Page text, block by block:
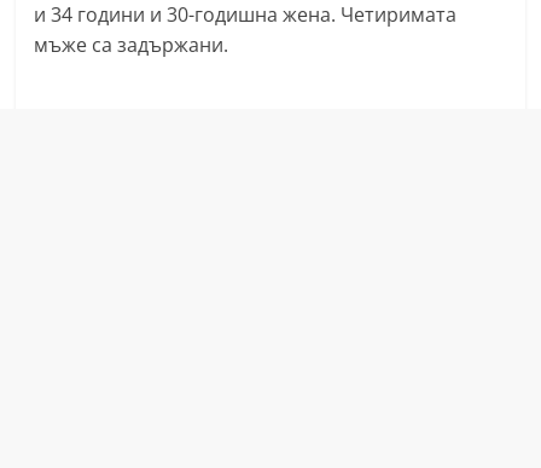
и 34 години и 30-годишна жена. Четиримата
мъже са задържани.